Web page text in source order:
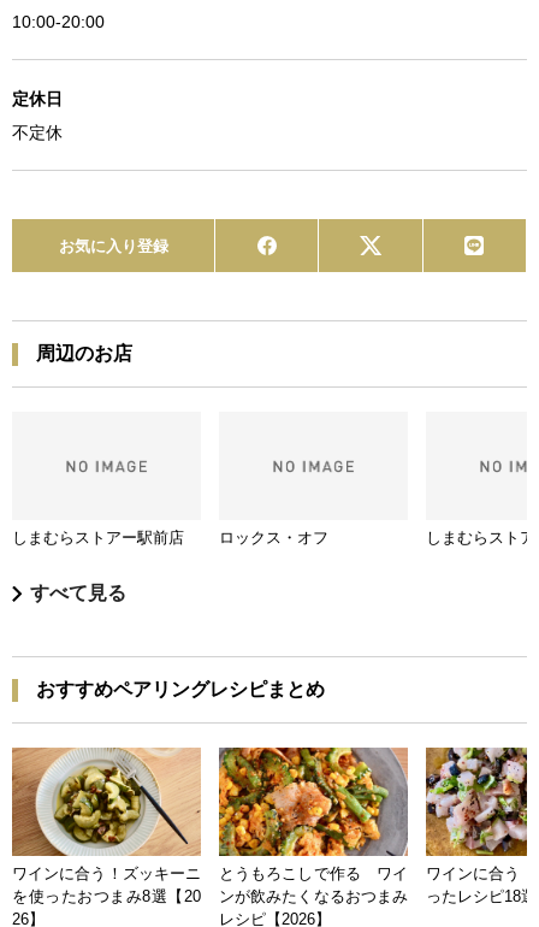
10:00-20:00
定休日
不定休
お気に入り登録
周辺のお店
しまむらストアー駅前店 ロックス・オフ しまむらスト
すべて見る
おすすめペアリングレシピまとめ
ワインに合う！ズッキーニ
を使ったおつまみ8選【20
26】
とうもろこしで作る ワイ
ンが飲みたくなるおつまみ
レシピ【2026】
ワインに合う
ったレシピ18